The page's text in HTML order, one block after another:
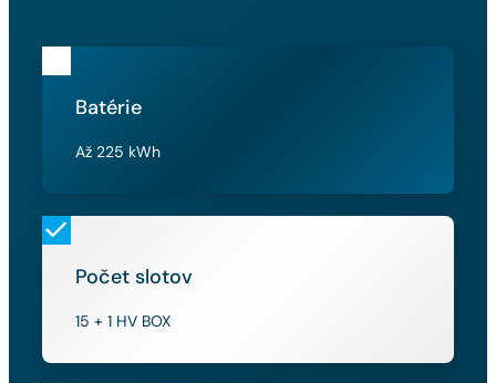
Batérie
Až 225 kWh
Počet slotov
15 + 1 HV BOX